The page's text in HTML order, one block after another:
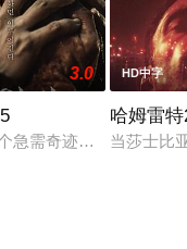
旅程，从他以杰克逊
3.0
急需奇迹的家庭在偶遇
HD中字
哈姆雷
当莎士比